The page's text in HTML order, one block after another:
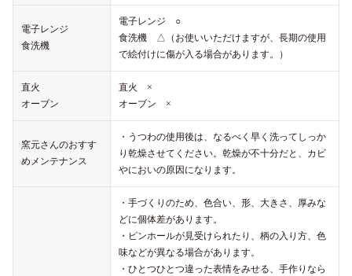
電子レンジ
食洗機
電子レンジ ○
食洗機 △（お使いいただけますが、長期の使用
で絵付けに傷が入る場合があります。）
直火
オーブン
直火 ×
オーブン ×
窯元さんのおすす
めメンテナンス
・うつわの使用後は、なるべく早く洗ってしっか
り乾燥させてください。乾燥が不十分だと、カビ
やにおいの原因になります。
・手づくりのため、色合い、形、大きさ、厚みな
どに個体差があります。
・ピンホールが見受けられたり、柄の入り方、色
味などが異なる場合があります。
・ひとつひとつ違った表情をみせる、手作りなら